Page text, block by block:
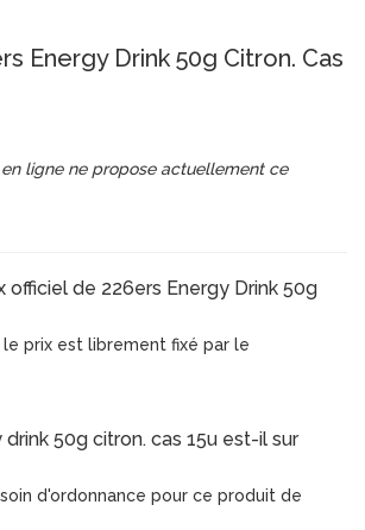
Energy Drink 50g Citron. Cas
ligne ne propose actuellement ce
officiel de 226ers Energy Drink 50g
le prix est librement fixé par le
50g citron. cas 15u est-il sur
d'ordonnance pour ce produit de